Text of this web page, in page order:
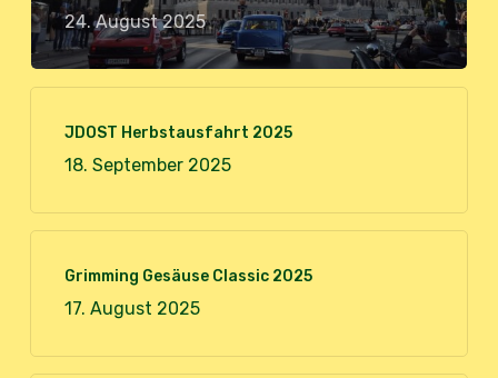
24. August 2025
JDOST Herbstausfahrt 2025
18. September 2025
Grimming Gesäuse Classic 2025
17. August 2025